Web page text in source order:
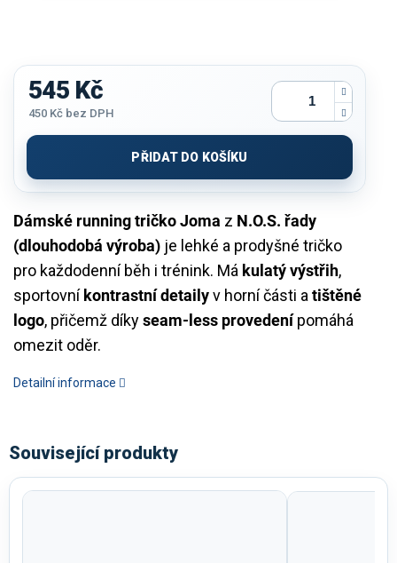
Dámské running tričko Joma z N.O.S. řady
(dlouhodobá výroba) je lehké a prodyšné tričko
pro každodenní běh i trénink. Má kulatý výstřih,
sportovní kontrastní detailyv horní části a tištěné
logo, přičemž díkyseam-less provedenípomáhá
omezit oděr.
Detailní informace
545 Kč
450 Kč bez DPH
cena:
PŘIDAT DO KOŠÍKU
Související produkty